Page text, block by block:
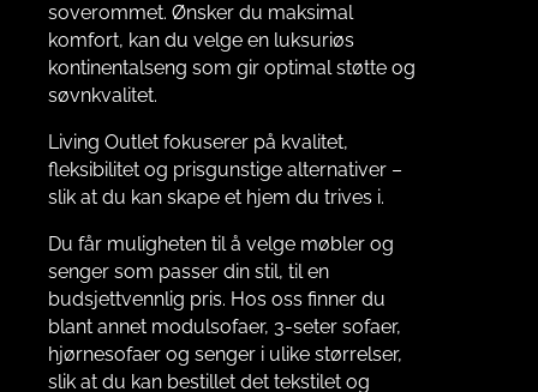
soverommet. Ønsker du maksimal
komfort, kan du velge en luksuriøs
kontinentalseng som gir optimal støtte og
søvnkvalitet.
Living Outlet fokuserer på kvalitet,
fleksibilitet og prisgunstige alternativer –
slik at du kan skape et hjem du trives i.
Du får muligheten til å velge møbler og
senger som passer din stil, til en
budsjettvennlig pris. Hos oss finner du
blant annet modulsofaer, 3-seter sofaer,
hjørnesofaer og senger i ulike størrelser,
slik at du kan bestillet det tekstilet og